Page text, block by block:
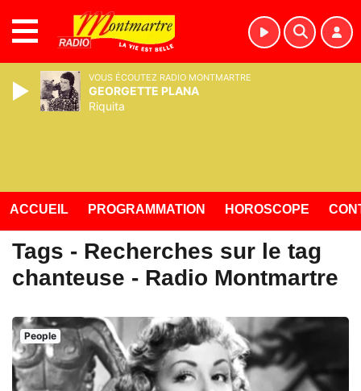
ACCUEIL PROGRAMMATION HOROSCOPE
Tags - Recherches sur le tag
chanteuse - Radio Montmartre
People
VOUS ÉCOUTEZ RADIO MONTMARTRE
GEORGETTE PLANA
Riquita